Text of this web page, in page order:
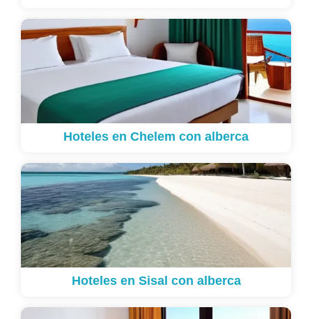
Hoteles en Chelem con alberca
Hoteles en Sisal con alberca